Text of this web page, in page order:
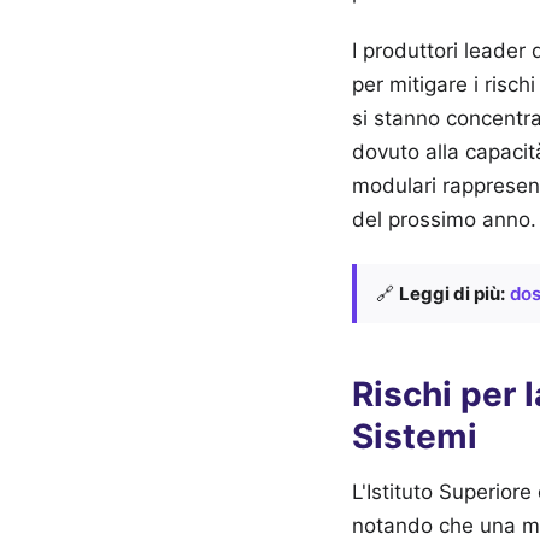
I produttori leader
per mitigare i
si stanno
dovuto alla
modulari
del prossimo anno.
🔗 Leggi di più:
Rischi per
Sistemi
L'Istituto
notando che una